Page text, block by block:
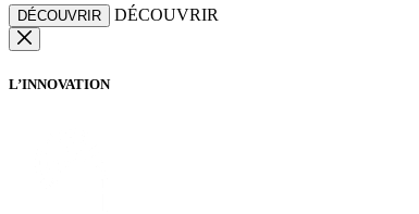
DÉCOUVRIR DÉCOUVRIR
L’INNOVATION